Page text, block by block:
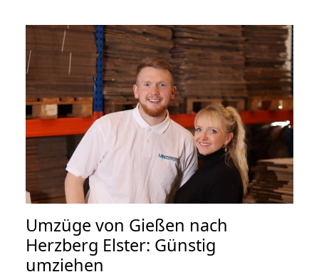
Umzüge von Gießen nach
Herzberg Elster: Günstig
umziehen